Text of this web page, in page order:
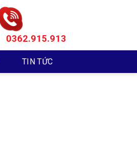
0362.915.913
TIN TỨC